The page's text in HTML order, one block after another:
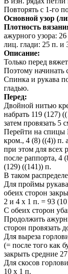
Повторять с 1-го
Основной узор
Плотность
ажурного узора:
лиц. глади: 25 п. и
Описание:
Только перед
Поэтому начинать
Спинка и рукава
гладью.
Перед:
Двойной нитью
набрать 119 (127)
затем провязать 5
Перейти на спицы
кром., 4 (8) ((4)) п.
при этом для всех
после раппорта, 4
(129) ((141)) п.
В таком
Для проймы
обеих сторон
2 и 4 х 1 п. = 93
С обеих сторон
Продолжить
сторон провязать
Для выреза
(= после того как
закрыть средние
Для скосов
10 х 1 п.